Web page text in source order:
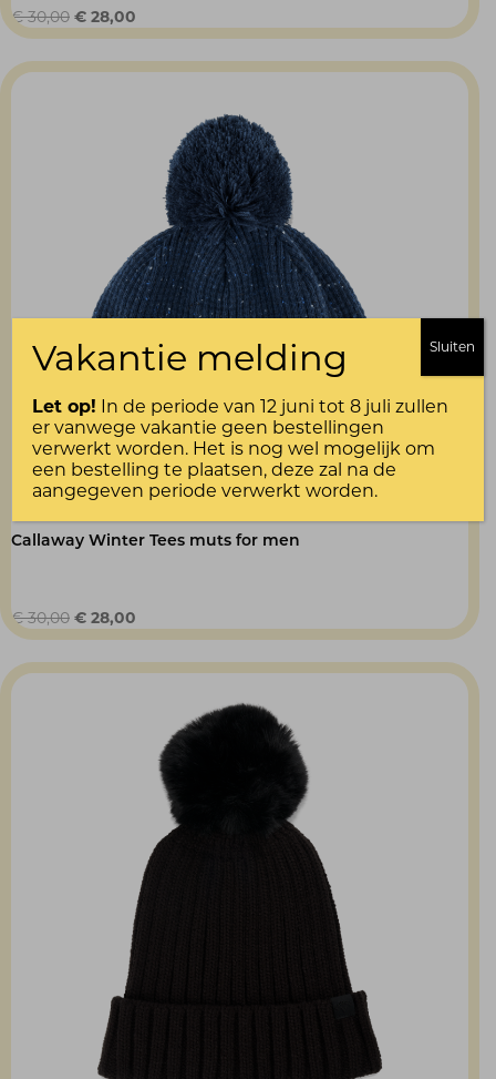
€30,00 Oorspronkelijke
prijs
was:
€ 28,00
prijs
is:
Callaway Winter Tees muts for men
€30,00 Oorspronkelijke
prijs
was:
€ 28,00
prijs
is:
Vakantie melding
Let op! In de periode van 12 juni tot 8 juli zullen
er vanwege vakantie geen bestellingen
verwerkt worden. Het is nog wel mogelijk om
een bestelling te plaatsen, deze zal na de
aangegeven periode verwerkt worden.
Sluiten